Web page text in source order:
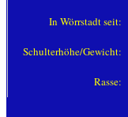
In Wörrstadt seit:
Schulterhöhe/Gewicht:
Rasse: